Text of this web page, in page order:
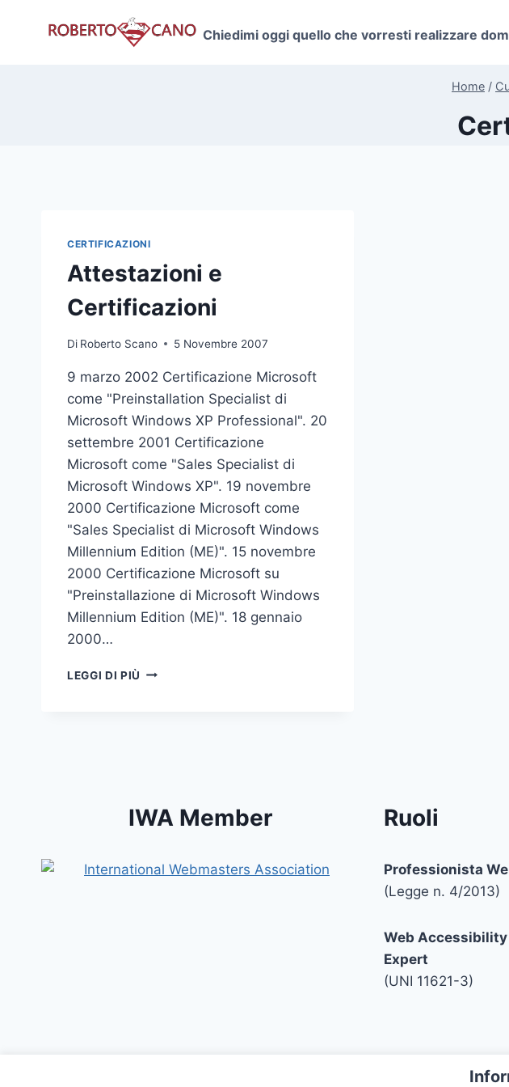
Chiedimi oggi quello che vorresti realizzare
Home /
CERTIFICAZIONI
Attestazioni e
Certificazioni
Di Roberto Scano 5 Novembre 2007
9 marzo 2002 Certificazione Microsoft
come "Preinstallation Specialist di
Microsoft Windows XP Professional". 20
settembre 2001 Certificazione
Microsoft come "Sales Specialist di
Microsoft Windows XP". 19 novembre
2000 Certificazione Microsoft come
"Sales Specialist di Microsoft Windows
Millennium Edition (ME)". 15 novembre
2000 Certificazione Microsoft su
"Preinstallazione di Microsoft Windows
Millennium Edition (ME)". 18 gennaio
2000…
LEGGI DI PIÙ ATTESTAZIONI
IWA Member Ruoli
Professionista
(Legge n. 4/2013)
Web Accessibility
Expert
(UNI 11621-3)
Dal 2002, finché ci sarà il sito i contenuti sono